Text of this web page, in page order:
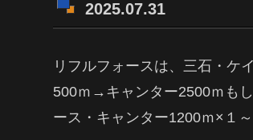
2025.07.31
リフルフォースは、三石・ケ
500ｍ→キャンター2500ｍも
ース・キャンター1200ｍ×１